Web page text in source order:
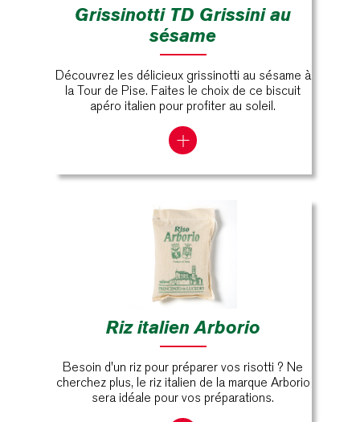
Grissinotti TD Grissini au
sésame
Découvrez les délicieux grissinotti au sésame à
la Tour de Pise. Faites le choix de ce biscuit
apéro italien pour profiter au soleil.
Riz italien Arborio
Besoin d'un riz pour préparer vos risotti ? Ne
cherchez plus, le riz italien de la marque Arborio
sera idéale pour vos préparations.